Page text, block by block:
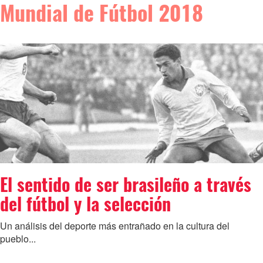
Mundial de Fútbol 2018
El sentido de ser brasileño a través
del fútbol y la selección
Un análisis del deporte más entrañado en la cultura del
pueblo...